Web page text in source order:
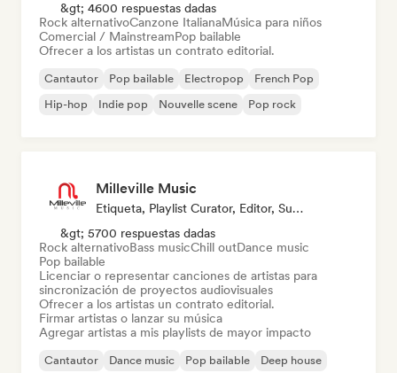
&gt; 4600 respuestas dadas
Rock alternativoCanzone ItalianaMúsica para niños
Comercial / MainstreamPop bailable
Ofrecer a los artistas un contrato editorial.
Cantautor Pop bailable Electropop
French Pop
Hip-hop
Indie pop Nouvelle scene Pop rock
Milleville Music
Etiqueta, Playlist Curator, Editor, Supervisor De Sincronización
&gt; 5700 respuestas dadas
Rock alternativoBass musicChill outDance music
Pop bailable
Licenciar o representar canciones de artistas para
sincronización de proyectos audiovisuales
Ofrecer a los artistas un contrato editorial.
Firmar artistas o lanzar su música
Agregar artistas a mis playlists de mayor impacto
Cantautor Dance music Pop bailable
Deep house